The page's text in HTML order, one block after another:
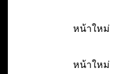
หน้าใหม่
หน้าใหม่